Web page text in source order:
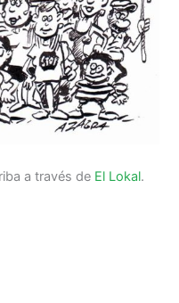
a través de El Lokal.